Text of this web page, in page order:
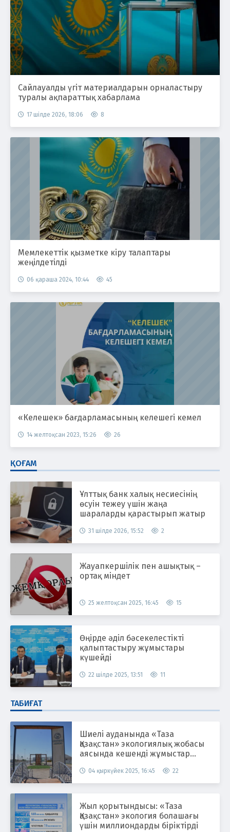
Сайлауалды үгіт материалдарын орналастыру
туралы ақпараттық хабарлама
17 шілде 2026, 18:06 8
Мемлекеттік қызметке кіру талаптары
жеңілдетілді
06 қараша 2024, 10:44 45
«Келешек» бағдарламасының келешегі кемел
14 желтоқсан 2023, 15:26 26
ҚОҒАМ
Ұлттық банк халық несиесінің
өсуін тежеу үшін жаңа
шараларды қарастырып жатыр
31 шілде 2026, 15:52 2
Жауапкершілік пен ашықтық –
ортақ міндет
25 желтоқсан 2025, 16:45 15
Өңірде әділ бәсекелестікті
қалыптастыру жұмыстары
күшейді
22 шілде 2025, 13:51 11
ТАБИҒАТ
Шиелі ауданында «Таза
Қазақстан» экологиялық жобасы
аясында кешенді жұмыстар
04 қыркүйек 2025, 16:45 22
Жыл қорытындысы: «Таза
Қазақстан» экология болашағы
үшін миллиондарды біріктірді